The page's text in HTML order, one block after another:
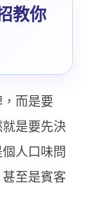
教你
而是要
就是要先決
人口味問
至是賓客